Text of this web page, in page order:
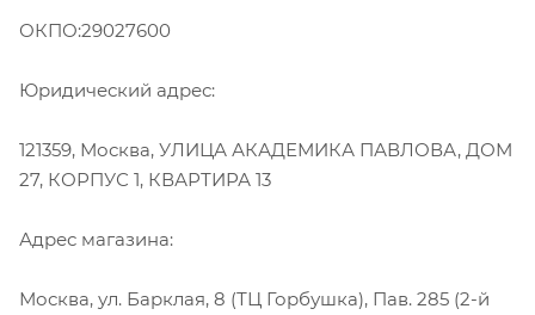
ОКПО:29027600
Юридический адрес:
121359, Москва, УЛИЦА АКАДЕМИКА ПАВЛОВА, ДОМ
27, КОРПУС 1, КВАРТИРА 13
Адрес магазина:
Москва, ул. Барклая, 8 (ТЦ Горбушка), Пав. 285 (2-й